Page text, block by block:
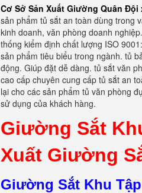
Cơ Sở Sản Xuất Giường Quân
sản phẩm tủ sắt an toàn dùng trong
kinh doanh, văn phòng doanh
thống kiểm định chất lượng ISO
sản phẩm tiêu biểu trong ngành. tủ
động. Giúp đặt dễ dàng. tủ sắt văn
cao cấp chuyên cung cấp tủ sắt an
lại cho các sản phẩm tủ văn phòng
sử dụng của khách hàng.
Giường Sắt
Xuất Giường
Giường Sắt Khu